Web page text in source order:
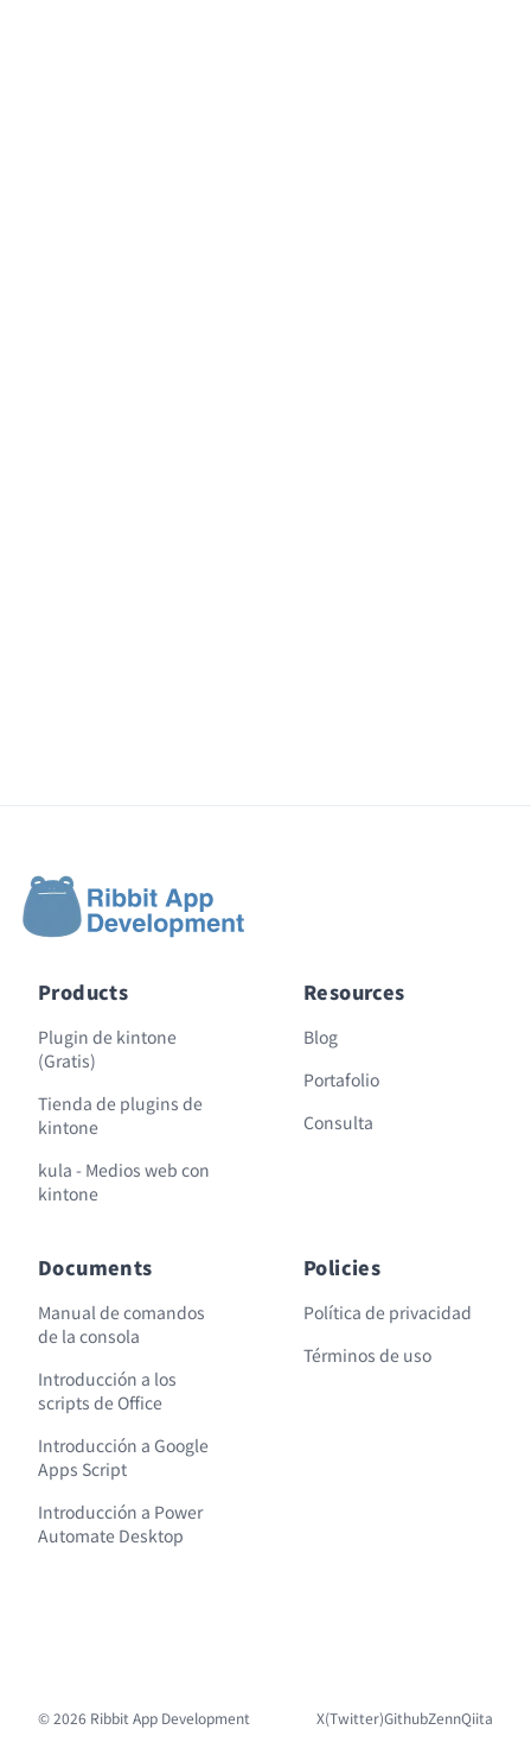
Products
Plugin de kintone
(Gratis)
Tienda de plugins de
kintone
kula - Medios web con
kintone
Resources
Blog
Portafolio
Consulta
Documents
Manual de comandos
de la consola
Introducción a los
scripts de Office
Introducción a Google
Apps Script
Introducción a Power
Automate Desktop
Policies
Política de privacidad
Términos de uso
© 2026 Ribbit App Development X(Twitter)GithubZennQiita